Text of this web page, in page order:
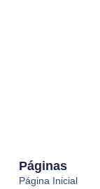
Páginas
Página Inicial